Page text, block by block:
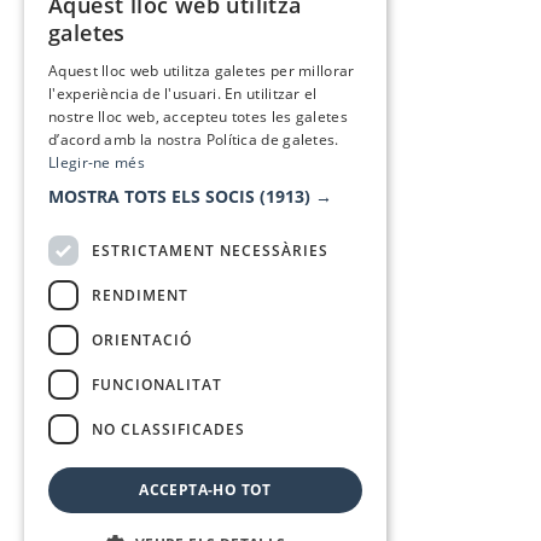
galetes
Aquest lloc web utilitza galetes per millorar
l'experiència de l'usuari. En utilitzar el
nostre lloc web, accepteu totes les galetes
d’acord amb la nostra Política de galetes.
Llegir-ne més
MOSTRA TOTS ELS SOCIS (1913) →
ESTRICTAMENT NECESSÀRIES
RENDIMENT
ORIENTACIÓ
FUNCIONALITAT
NO CLASSIFICADES
ACCEPTA-HO TOT